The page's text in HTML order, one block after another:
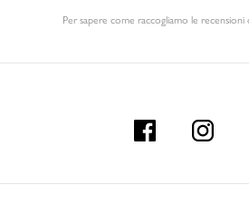
Per sapere come raccogliamo le recensioni